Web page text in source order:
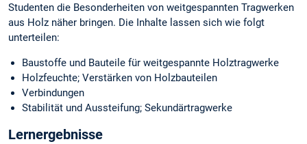
Studenten die Besonderheiten von weitgespannten Tragwerken
aus Holz näher bringen. Die Inhalte lassen sich wie folgt
unterteilen:
Baustoffe und Bauteile für weitgespannte Holztragwerke
Holzfeuchte; Verstärken von Holzbauteilen
Verbindungen
Stabilität und Aussteifung; Sekundärtragwerke
Lernergebnisse